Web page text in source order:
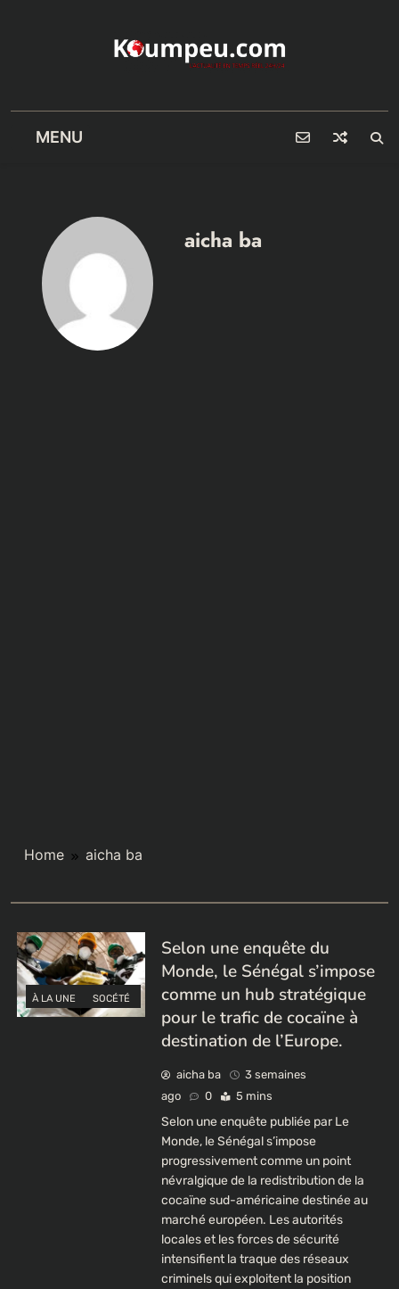
MENU
aicha ba
Home aicha ba
À LA UNE SOCÉTÉ
Selon une enquête du
Monde, le Sénégal s’impose
comme un hub stratégique
pour le trafic de cocaïne à
destination de l’Europe.
aicha ba
3 semaines
ago
0 5 mins
Selon une enquête publiée par Le
Monde, le Sénégal s’impose
progressivement comme un point
névralgique de la redistribution de la
cocaïne sud-américaine destinée au
marché européen. Les autorités
locales et les forces de sécurité
intensifient la traque des réseaux
criminels qui exploitent la position